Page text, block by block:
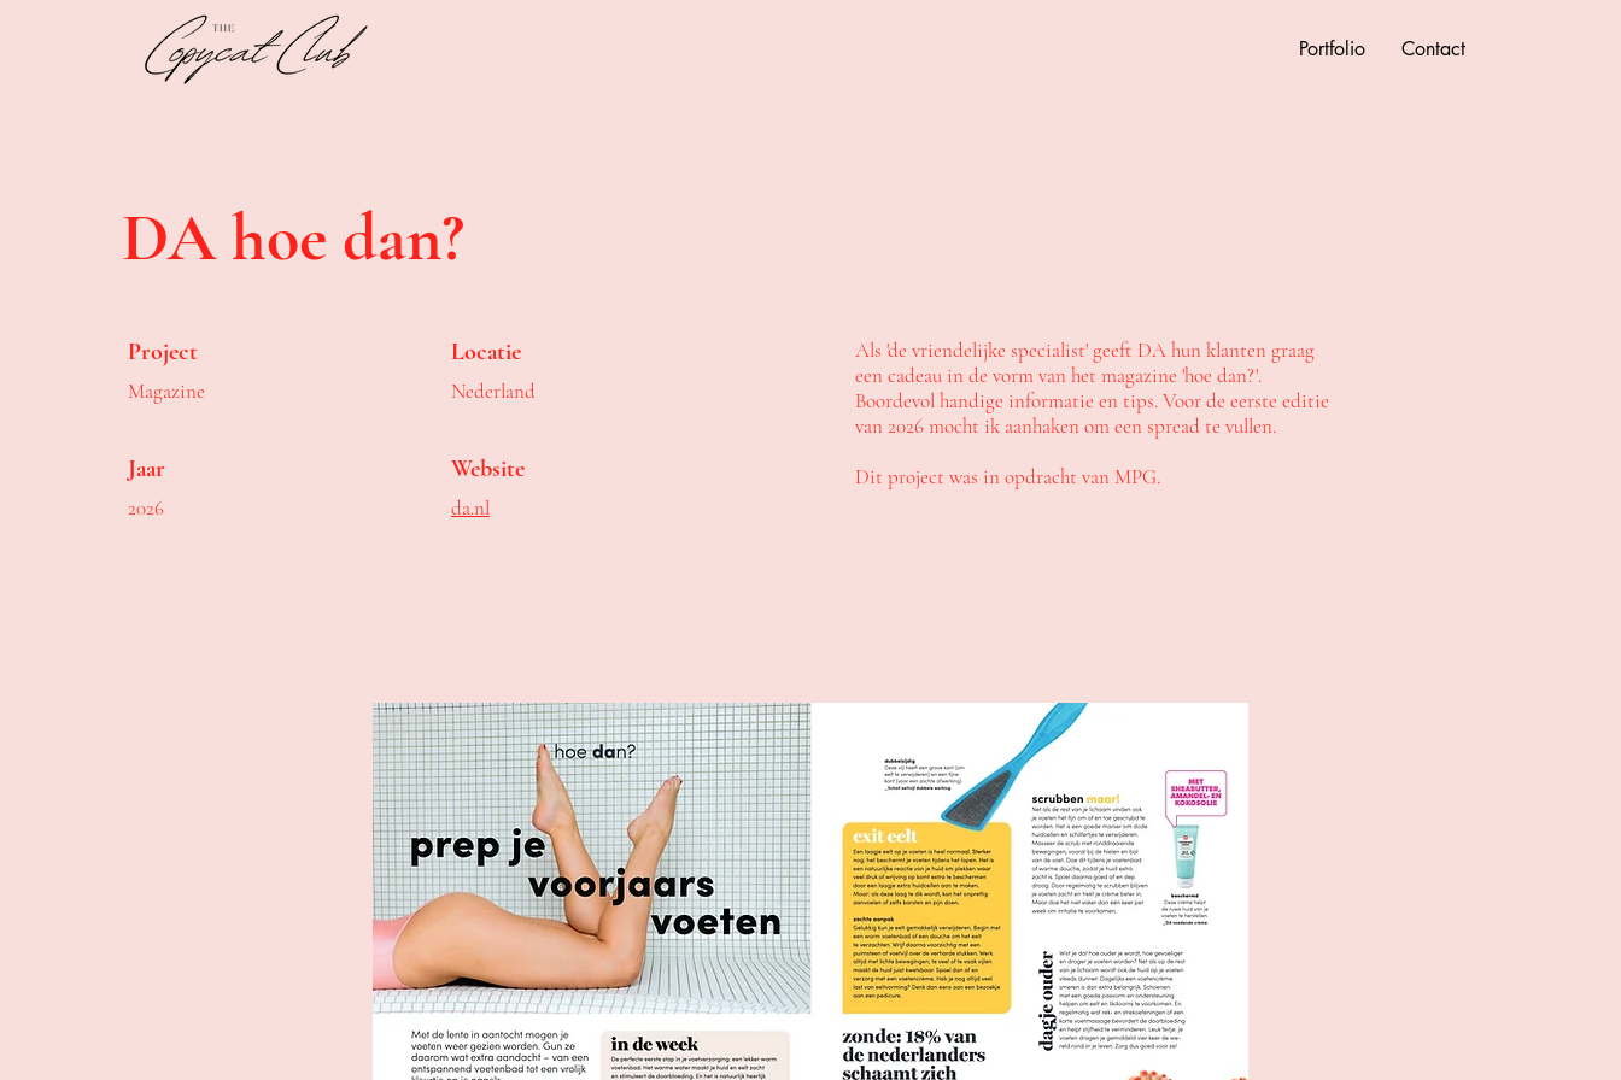
Portfolio Contact
DA hoe dan?
Project
Magazine
Jaar
2026
Locatie
Nederland
Website
da.nl
Als 'de vriendelijke specialist' geeft DA hun klanten graag
een cadeau in de vorm van het magazine 'hoe dan?'.
Boordevol handige informatie en tips. Voor de eerste editie
van 2026 mocht ik aanhaken om een spread te vullen.
Dit project was in opdracht van MPG.